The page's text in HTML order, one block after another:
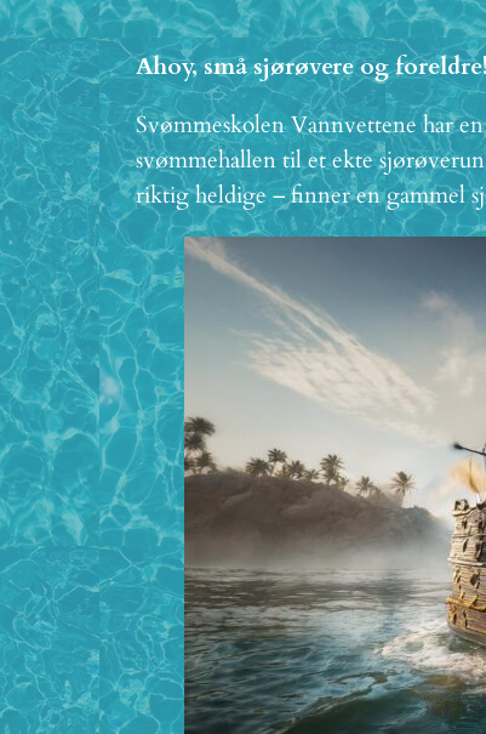
Ahoy, små sjørøvere og
Svømmeskolen Vannvettene har
svømmehallen til et ekte
riktig heldige – finner en gammel